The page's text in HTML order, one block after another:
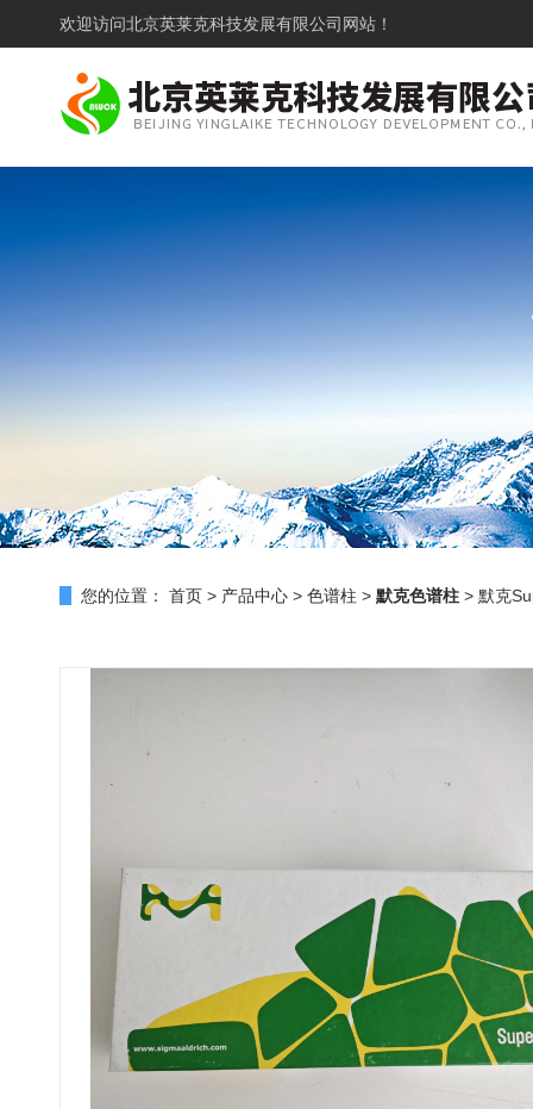
欢迎访问北京英莱克科技发展有限公司网站！
您的位置： 首页 > 产品中心 > 色谱柱 > 默克色谱柱 > 默克